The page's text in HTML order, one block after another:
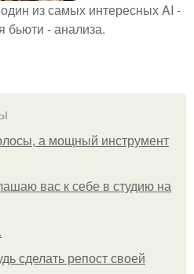
из самых интересных AI -
бьюти - анализа.
а мощный инструмент
вас к себе в студию на
сделать репост своей